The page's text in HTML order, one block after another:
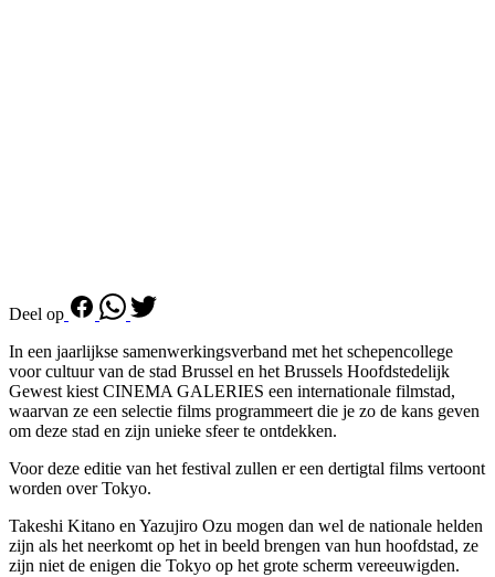
Deel op
In een jaarlijkse samenwerkingsverband met het schepencollege
voor cultuur van de stad Brussel en het Brussels Hoofdstedelijk
Gewest kiest CINEMA GALERIES een internationale filmstad,
waarvan ze een selectie films programmeert die je zo de kans geven
om deze stad en zijn unieke sfeer te ontdekken.
Voor deze editie van het festival zullen er een dertigtal films vertoont
worden over Tokyo.
Takeshi Kitano en Yazujiro Ozu mogen dan wel de nationale helden
zijn als het neerkomt op het in beeld brengen van hun hoofdstad, ze
zijn niet de enigen die Tokyo op het grote scherm vereeuwigden.